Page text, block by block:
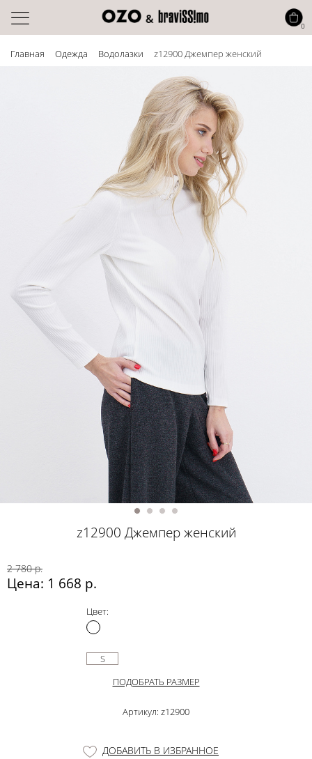
Главная Одежда Водолазки z12900 Джемпер женский
z12900 Джемпер женский
2 780 р.
Цена: 1 668 р.
Цвет:
S
ПОДОБРАТЬ РАЗМЕР
Артикул: z12900
ДОБАВИТЬ В ИЗБРАННОЕ
0